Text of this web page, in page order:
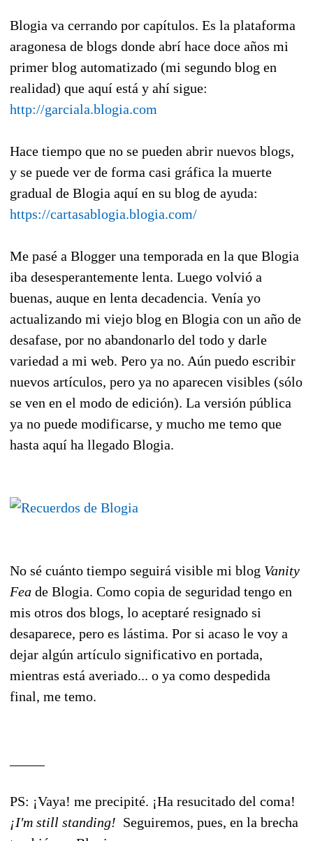
Blogia va cerrando por capítulos. Es la plataforma
aragonesa de blogs donde abrí hace doce años mi
primer blog automatizado (mi segundo blog en
realidad) que aquí está y ahí sigue:
http://garciala.blogia.com
Hace tiempo que no se pueden abrir nuevos blogs,
y se puede ver de forma casi gráfica la muerte
gradual de Blogia aquí en su blog de ayuda:
https://cartasablogia.blogia.com/
Me pasé a Blogger una temporada en la que Blogia
iba desesperantemente lenta. Luego volvió a
buenas, auque en lenta decadencia. Venía yo
actualizando mi viejo blog en Blogia con un año de
desafase, por no abandonarlo del todo y darle
variedad a mi web. Pero ya no. Aún puedo escribir
nuevos artículos, pero ya no aparecen visibles (sólo
se ven en el modo de edición). La versión pública
ya no puede modificarse, y mucho me temo que
hasta aquí ha llegado Blogia.
No sé cuánto tiempo seguirá visible mi blog Vanity
Fea de Blogia. Como copia de seguridad tengo en
mis otros dos blogs, lo aceptaré resignado si
desaparece, pero es lástima. Por si acaso le voy a
dejar algún artículo significativo en portada,
mientras está averiado... o ya como despedida
final, me temo.
PS: ¡Vaya! me precipité. ¡Ha resucitado del coma!
¡I'm still standing! Seguiremos, pues, en la brecha